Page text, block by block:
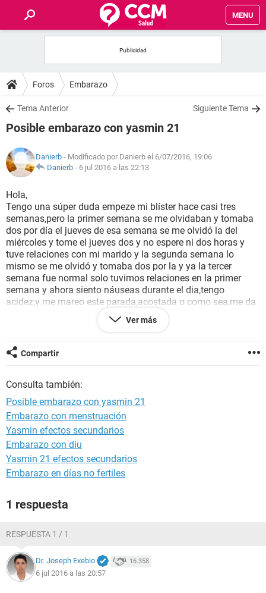
MENU
FOROS
SALUD
NUTRICIÓN
BIENESTAR
SEXUALIDAD
GLOSARIO
Foros Embarazo
Tema Anterior Siguiente Tema
Posible embarazo con yasmin 21
Danierb - Modificado por Danierb el 6/07/2016, 19:06
Danierb - 6 jul 2016 a las 22:13
Hola,
Tengo una súper duda empeze mi blíster hace casi tres
semanas,pero la primer semana se me olvidaban y tomaba
dos por día el jueves de esa semana se me olvidó la del
miércoles y tome el jueves dos y no espere ni dos horas y
tuve relaciones con mi marido y la segunda semana lo
mismo se me olvidó y tomaba dos por la y ya la tercer
semana fue normal solo tuvimos relaciones en la primer
semana y ahora siento náuseas durante el dia,tengo
acidez,y me mareo este parada,acostada o como sea,me da
asco algunos alimentos,tengo dolor de cabeza y siento
como piquetes en el vientre además mi apetito
pasado,esta es mi semana en la que me tiene que bajar pero
podría ser un posible embarazo ??
Ver más
Compartir
Consulta también:
Posible embarazo con yasmin 21
Embarazo con menstruación
Yasmin efectos secundarios
Embarazo con diu
Yasmin 21 efectos secundarios
Embarazo en días no fertiles
1 respuesta
RESPUESTA 1 / 1
Dr. Joseph Exebio 16.358
6 jul 2016 a las 20:57